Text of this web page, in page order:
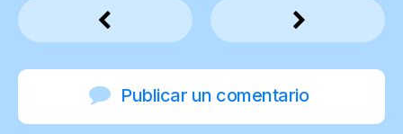
Publicar un comentario